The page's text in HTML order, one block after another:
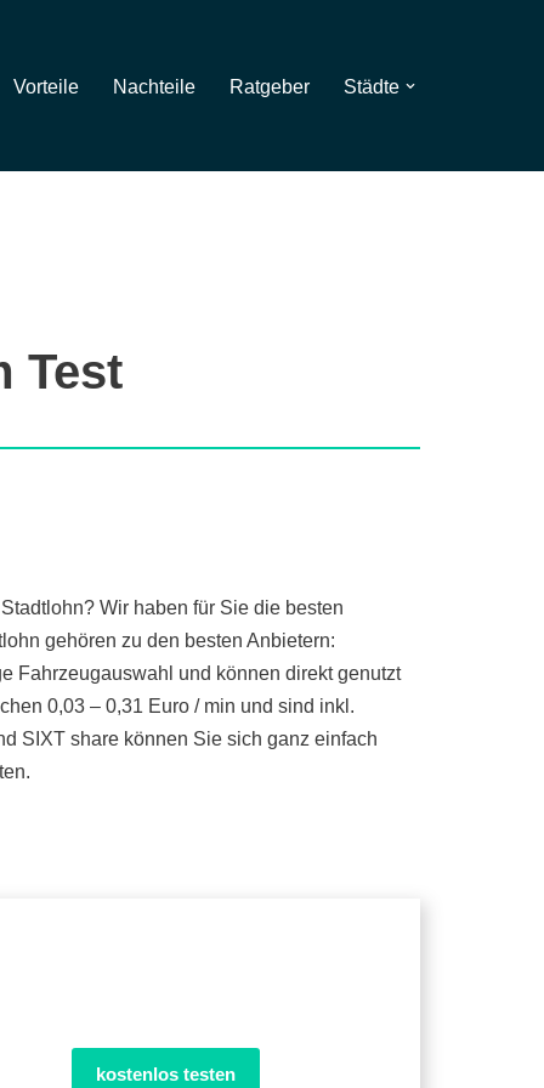
Vorteile Nachteile Ratgeber Städte
Test
Wir haben für Sie die besten
gehören zu den besten Anbietern:
Fahrzeugauswahl und können direkt genutzt
0,03 – 0,31 Euro / min und sind inkl.
SIXT share können Sie sich ganz einfach
kostenlos testen